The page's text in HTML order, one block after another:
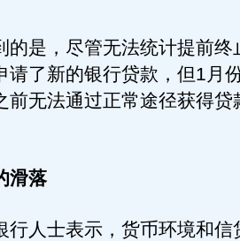
是，尽管无法统计提前终
请了新的银行贷款，但1月
前无法通过正常途径获得贷
滑落
人士表示，货币环境和信